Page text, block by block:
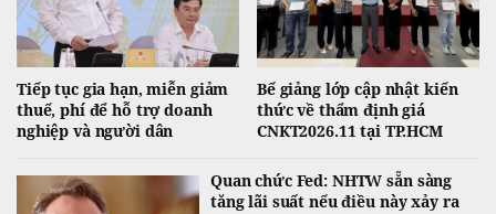
Tiếp tục gia hạn, miễn giảm
thuế, phí để hỗ trợ doanh
nghiệp và người dân
Bế giảng lớp cập nhật kiến
thức về thẩm định giá
CNKT2026.11 tại TP.HCM
Quan chức Fed: NHTW sẵn sàng
tăng lãi suất nếu điều này xảy ra